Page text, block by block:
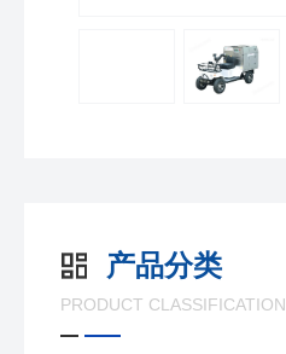
产品分类
PRODUCT CLASSIFICATION